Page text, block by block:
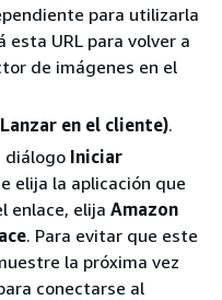
para utilizarla
URL para volver a
de imágenes en el
en el cliente).
diálogo Iniciar
elija la aplicación que
enlace, elija Amazon
. Para evitar que este
la próxima vez
conectarse al